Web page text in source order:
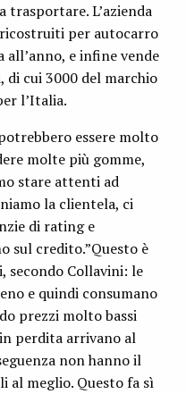
L’azienda
per autocarro
e infine vende
di cui 3000 del marchio
l’Italia.
essere molto
molte più gomme,
stare attenti ad
la clientela, ci
di rating e
sul credito.”Questo è
Collavini: le
e quindi consumano
prezzi molto bassi
perdita arrivano al
non hanno il
al meglio. Questo fa sì